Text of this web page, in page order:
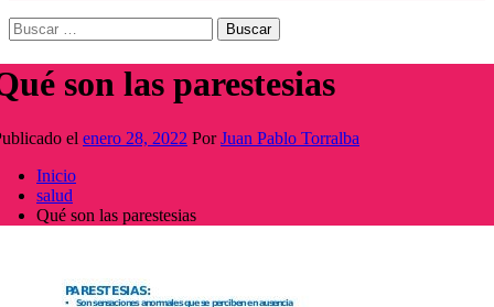
Buscar:
son las parestesias
el enero 28, 2022 PorJuan Pablo Torralba
Inicio
salud
Qué son las parestesias